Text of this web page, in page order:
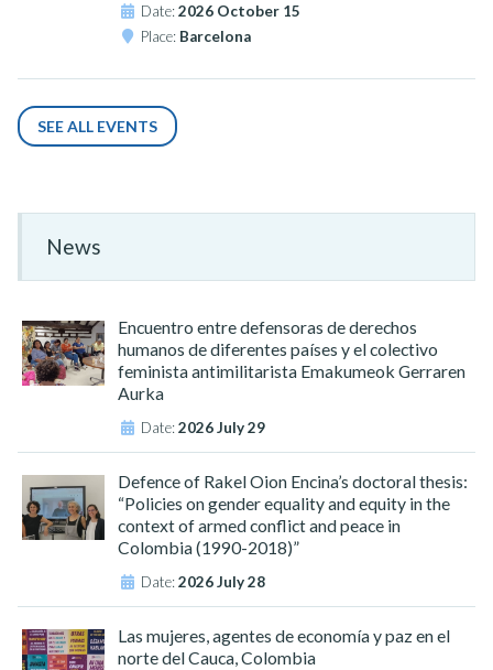
Date:2026 October 15
Place: Barcelona
SEE ALL EVENTS
News
Encuentro entre defensoras de derechos
humanos de diferentes países y el colectivo
feminista antimilitarista Emakumeok Gerraren
Aurka
Date:2026 July 29
Defence of Rakel Oion Encina’s doctoral thesis:
“Policies on gender equality and equity in the
context of armed conflict and peace in
Colombia (1990-2018)”
Date:2026 July 28
Las mujeres, agentes de economía y paz en el
norte del Cauca, Colombia